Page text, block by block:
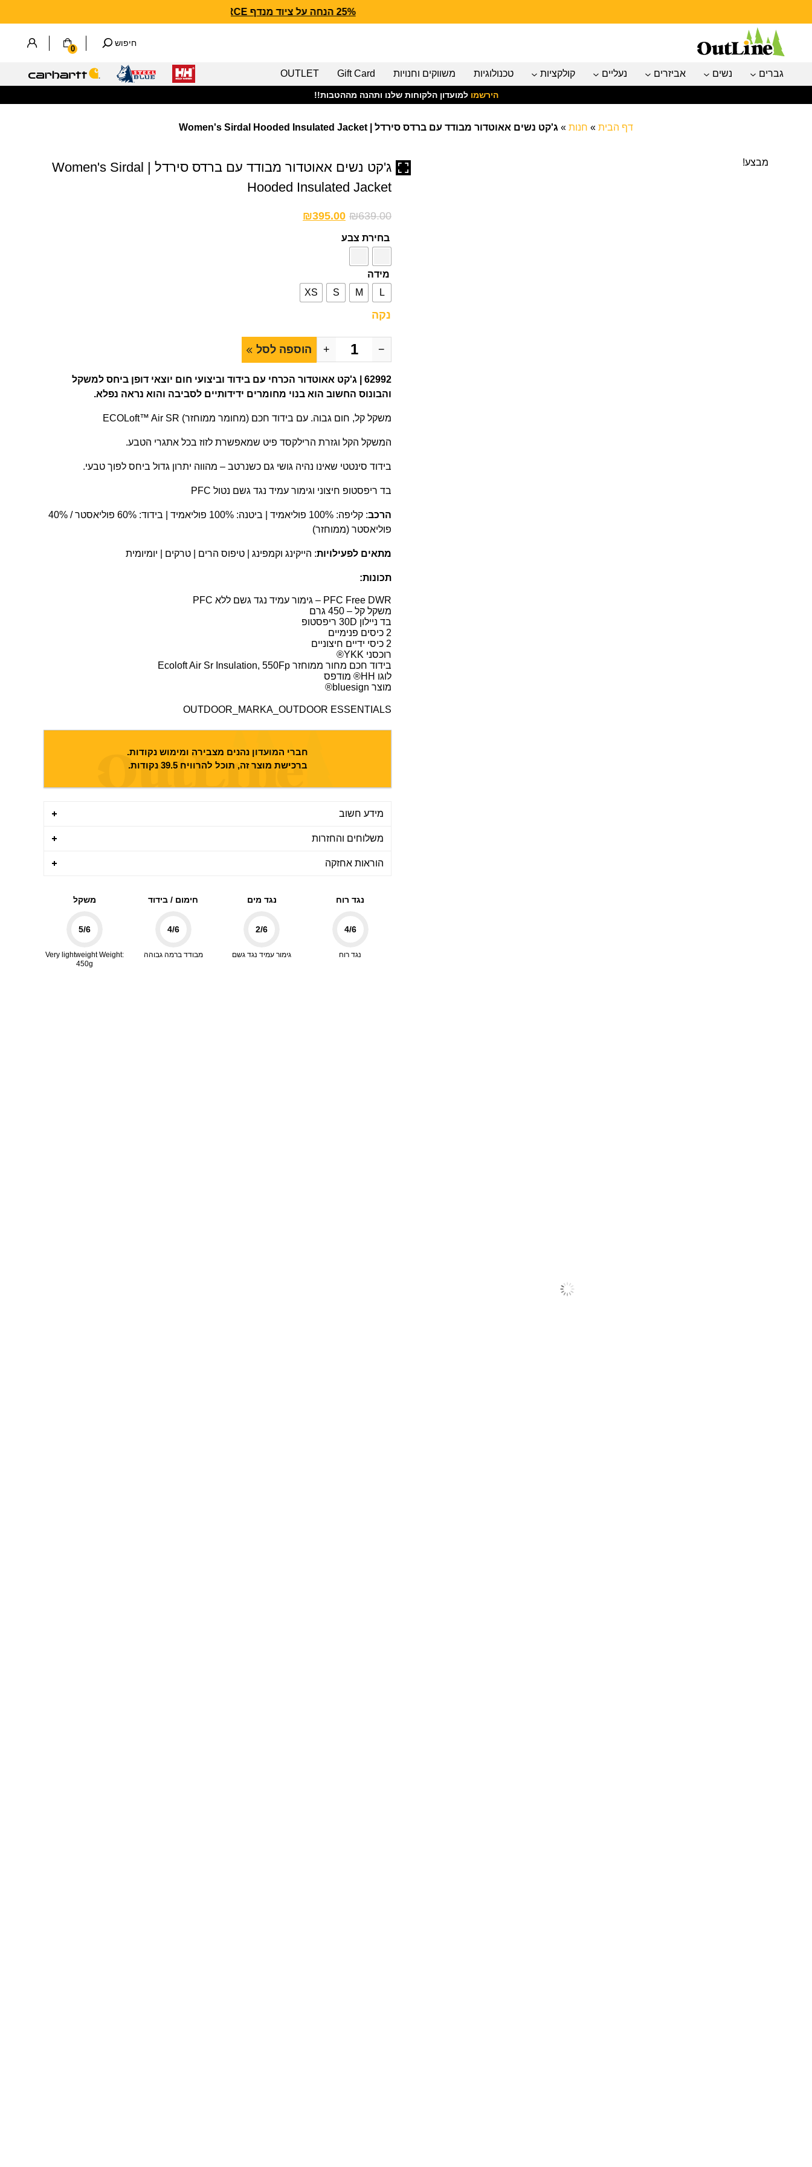
25% הנחה על ציוד מנדף CARHARTT FORCE
חיפוש
0
גברים נשים אביזרים נעליים קולקציות טכנולוגיות משווקים וחנויות Gift Card
OUTLET
הירשמו למועדון הלקוחות שלנו ותהנה מההטבות!!
דף הבית » חנות » ג'קט נשים אאוטדור מבודד עם ברדס סירדל | Women's Sirdal Hooded Insulated Jacket
מבצע!
ג'קט נשים אאוטדור מבודד עם ברדס סירדל | Women's Sirdal
Hooded Insulated Jacket
₪639.00
₪395.00
בחירת צבע
מידה
L
M
S
XS
נקה
−
+ הוספה לסל
62992 | ג'קט אאוטדור הכרחי עם בידוד וביצועי חום יוצאי דופן ביחס למשקל
והבונוס החשוב הוא בנוי מחומרים ידידותיים לסביבה והוא נראה נפלא.
משקל קל, חום גבוה. עם בידוד חכם (מחומר ממוחזר) ECOLoft™ Air SR
המשקל הקל וגזרת הרילקסד פיט שמאפשרת לזוז בכל אתגרי הטבע.
בידוד סינטטי שאינו נהיה גושי גם כשנרטב – מהווה יתרון גדול ביחס לפוך טבעי.
בד ריפסטופ חיצוני וגימור עמיד נגד גשם נטול PFC
הרכב
: קליפה: 100% פוליאמיד | ביטנה: 100% פוליאמיד | בידוד: 60% פוליאסטר / 40%
פוליאסטר (ממוחזר)
מתאים לפעילויות: הייקינג וקמפינג | טיפוס הרים | טרקים | יומיומית
תכונות:
PFC Free DWR – גימור עמיד נגד גשם ללא PFC
משקל קל – 450 גרם
בד ניילון 30D ריפסטופ
2 כיסים פנימיים
2 כיסי ידיים חיצוניים
רוכסני YKK®
בידוד חכם מחור ממוחזר Ecoloft Air Sr Insulation, 550Fp
לוגו HH® מודפס
מוצר bluesign®
OUTDOOR_MARKA_OUTDOOR ESSENTIALS
חברי המועדון נהנים מצבירה ומימוש נקודות.
ברכישת מוצר זה, תוכל להרוויח39.5 נקודות.
מידע חשוב
משלוחים והחזרות
הוראות אחזקה
נגד רוח
4/6
נגד רוח
נגד מים
2/6
גימור עמיד נגד גשם
חימום / בידוד
4/6
מבודד ברמה גבוהה
משקל
5/6
Very lightweight Weight:
450g